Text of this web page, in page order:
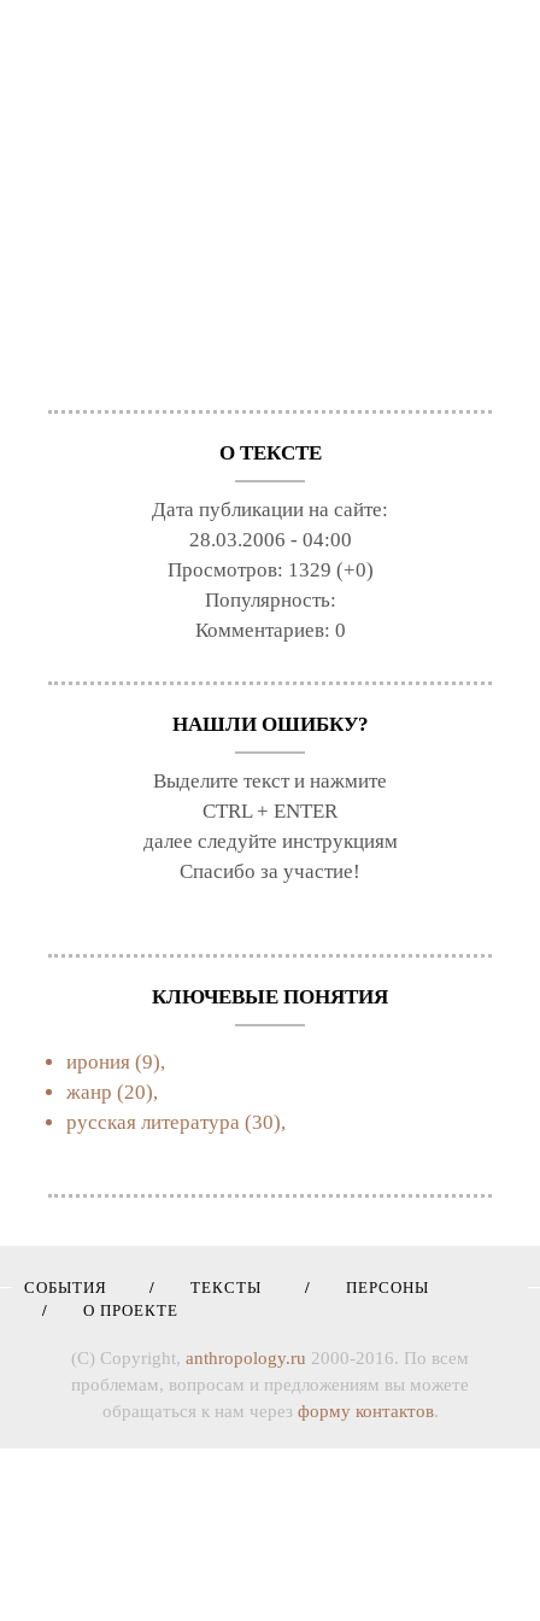
О ТЕКСТЕ
Дата публикации на сайте:
28.03.2006 - 04:00
Просмотров: 1329 (+0)
Популярность:
Комментариев: 0
НАШЛИ ОШИБКУ?
Выделите текст и нажмите
CTRL + ENTER
далее следуйте инструкциям
Спасибо за участие!
КЛЮЧЕВЫЕ ПОНЯТИЯ
ирония (9),
жанр (20),
русская литература (30),
СОБЫТИЯ ТЕКСТЫ
ПЕРСОНЫ
О ПРОЕКТЕ
(C) Copyright, anthropology.ru 2000-2016. По всем
проблемам, вопросам и предложениям вы можете
обращаться к нам через форму контактов.